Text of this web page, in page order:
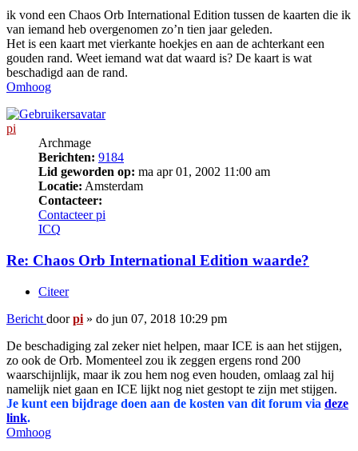
ik vond een Chaos Orb International Edition tussen de kaarten die ik
van iemand heb overgenomen zo’n tien jaar geleden.
Het is een kaart met vierkante hoekjes en aan de achterkant een
gouden rand. Weet iemand wat dat waard is? De kaart is wat
beschadigd aan de rand.
Omhoog
pi
Archmage
Berichten: 9184
Lid geworden op: ma apr 01, 2002 11:00 am
Locatie: Amsterdam
Contacteer:
Contacteer pi
ICQ
Re: Chaos Orb International Edition waarde?
Citeer
Bericht doorpi » do jun 07, 2018 10:29 pm
De beschadiging zal zeker niet helpen, maar ICE is aan het stijgen,
zo ook de Orb. Momenteel zou ik zeggen ergens rond 200
waarschijnlijk, maar ik zou hem nog even houden, omlaag zal hij
namelijk niet gaan en ICE lijkt nog niet gestopt te zijn met stijgen.
Je kunt een bijdrage doen aan de kosten van dit forum via deze
link.
Omhoog